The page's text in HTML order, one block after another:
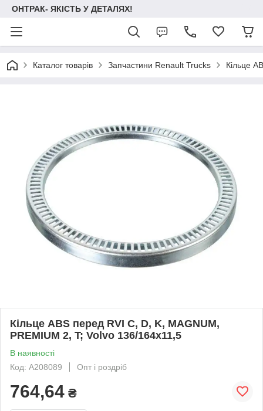
ОНТРАК- ЯКІСТЬ У ДЕТАЛЯХ!
Каталог товарів Запчастини Renault Trucks Кільце
Кільце ABS перед RVI C, D, K, MAGNUM,
PREMIUM 2, T; Volvo 136/164x11,5
В наявності
Код: A208089
Опт і роздріб
764,64 ₴